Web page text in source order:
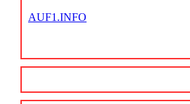
AUF1.INFO